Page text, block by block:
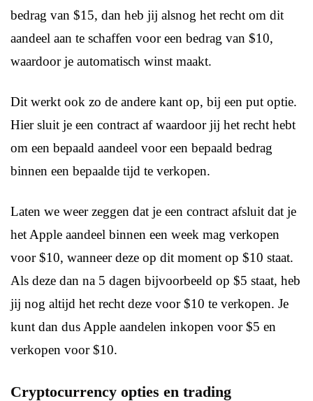
bedrag van $15, dan heb jij alsnog het recht om dit
aandeel aan te schaffen voor een bedrag van $10,
waardoor je automatisch winst maakt.
Dit werkt ook zo de andere kant op, bij een put optie.
Hier sluit je een contract af waardoor jij het recht hebt
om een bepaald aandeel voor een bepaald bedrag
binnen een bepaalde tijd te verkopen.
Laten we weer zeggen dat je een contract afsluit dat je
het Apple aandeel binnen een week mag verkopen
voor $10, wanneer deze op dit moment op $10 staat.
Als deze dan na 5 dagen bijvoorbeeld op $5 staat, heb
jij nog altijd het recht deze voor $10 te verkopen. Je
kunt dan dus Apple aandelen inkopen voor $5 en
verkopen voor $10.
Cryptocurrency opties en trading